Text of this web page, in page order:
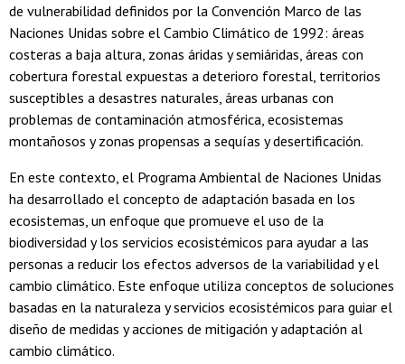
de vulnerabilidad definidos por la Convención Marco de las
Naciones Unidas sobre el Cambio Climático de 1992: áreas
costeras a baja altura, zonas áridas y semiáridas, áreas con
cobertura forestal expuestas a deterioro forestal, territorios
susceptibles a desastres naturales, áreas urbanas con
problemas de contaminación atmosférica, ecosistemas
montañosos y zonas propensas a sequías y desertificación.
En este contexto, el Programa Ambiental de Naciones Unidas
ha desarrollado el concepto de adaptación basada en los
ecosistemas, un enfoque que promueve el uso de la
biodiversidad y los servicios ecosistémicos para ayudar a las
personas a reducir los efectos adversos de la variabilidad y el
cambio climático. Este enfoque utiliza conceptos de soluciones
basadas en la naturaleza y servicios ecosistémicos para guiar el
diseño de medidas y acciones de mitigación y adaptación al
cambio climático.